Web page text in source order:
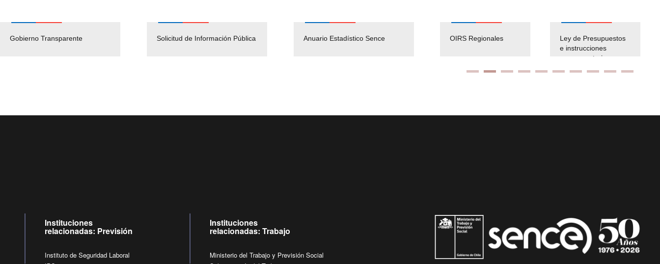
Gobierno Transparente Solicitud de Información Pública Anuario Estadístico Sence
Pago Proveedores
Empleos Públicos
Solicitud Audiencias y
OIRS Regionales
Ley de Presupuestos
e instrucciones
presuspuetarias
Instituciones
relacionadas: Previsión
Instituto de Seguridad Laboral
Instituciones
relacionadas: Trabajo
Ministerio del Trabajo y Previsión Social